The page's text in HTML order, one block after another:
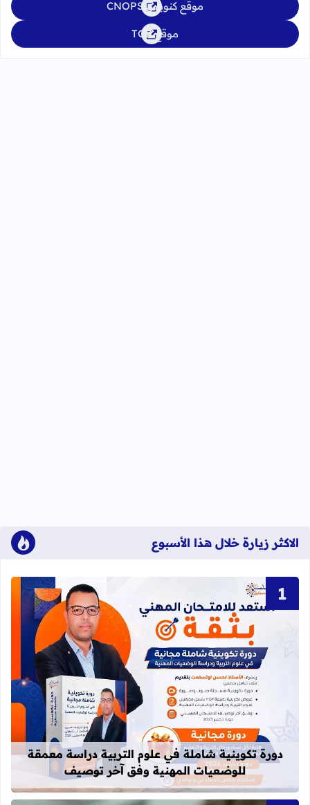
موقع كنوبس CNOPS
موقع TGR
الاكثر زيارة خلال هذا الأسبوع
قراءة المزيد عن دورة تكوينية
دورة تكوينية شاملة في علوم التربية دراسة معمقة
للوضعيات المهنية وفق آخر توصيف